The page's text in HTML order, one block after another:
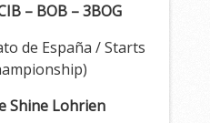
– BOB – 3BOG
de España / Starts
Shine Lohrien